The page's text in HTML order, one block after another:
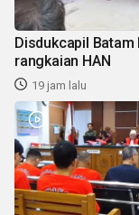
Disdukcapil
rangkaian HAN
19 jam lalu